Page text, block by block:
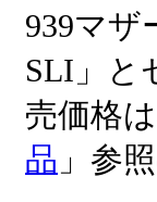
939マザ
SLI」と
売価格
品 」参